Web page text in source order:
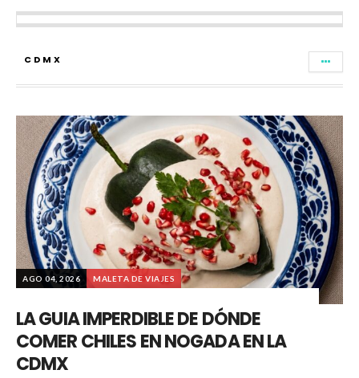
CDMX
AGO 04, 2026 MALETA DE VIAJES
LA GUIA IMPERDIBLE DE DÓNDE
COMER CHILES EN NOGADA EN LA
CDMX